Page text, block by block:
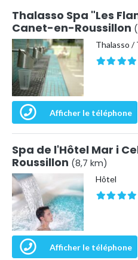
Thalasso Spa "Les
Canet-en-Roussillon
Thalasso /
Afficher le téléphone
Spa de l'Hôtel Mar i
Roussillon (8,7 km)
Hôtel
Afficher le téléphone